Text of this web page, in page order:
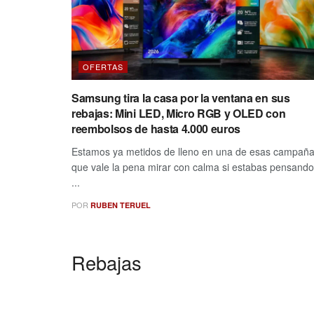
OFERTAS
Samsung tira la casa por la ventana en sus
rebajas: Mini LED, Micro RGB y OLED con
reembolsos de hasta 4.000 euros
Estamos ya metidos de lleno en una de esas
que vale la pena mirar con calma si estabas pensando
...
POR RUBEN TERUEL
Rebajas